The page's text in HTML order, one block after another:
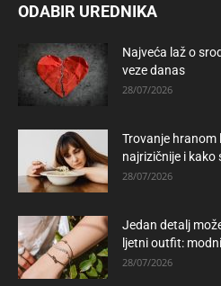
ODABIR UREDNIKA
Najveća laž o
veze danas
28/07/2026
Trovanje hranom
najrizičnije i kako
28/07/2026
Jedan detalj
ljetni outfit:
28/07/2026